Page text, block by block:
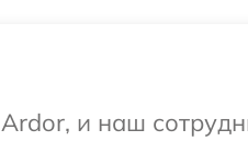
и наш